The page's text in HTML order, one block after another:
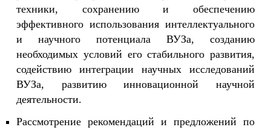
техники, сохранению и обеспечению
эффективного использования интеллектуального
и научного потенциала ВУЗа, созданию
необходимых условий его стабильного развития,
содействию интеграции научных исследований
ВУЗа, развитию инновационной научной
деятельности.
Рассмотрение рекомендаций и предложений по